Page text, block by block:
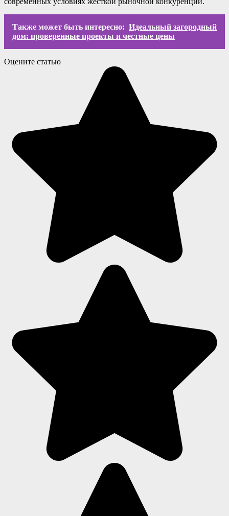
Также может быть интересно: Идеальный загородный
дом: проверенные проекты и честные цены
Оцените статью